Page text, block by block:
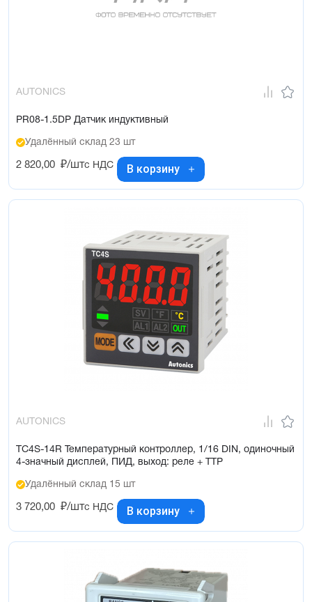
AUTONICS
PR08-1.5DP Датчик индуктивный
Удалённый склад 23 шт
2 820,00 ₽/штс НДС В корзину
AUTONICS
TC4S-14R Температурный контроллер, 1/16 DIN, одиночный
4-значный дисплей, ПИД, выход: реле + ТТР
Удалённый склад 15 шт
3 720,00 ₽/штс НДС В корзину